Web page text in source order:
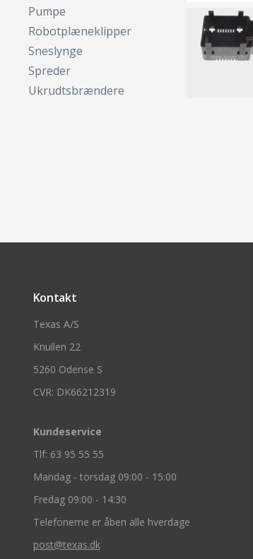
Pumpe
Robotplæneklipper
Sneslynge
Spreder
Ukrudtsbrændere
Kontakt
Texas A/S
Knullen 22
5260 Odense S
CVR: DK66212319
Kundeservice
Tlf: 63 95 55 55
Mandag - torsdag 09:00 - 15:00
Fredag 09:00 - 14:30
Telefonerne er åben alle hverdage
post@texas.dk